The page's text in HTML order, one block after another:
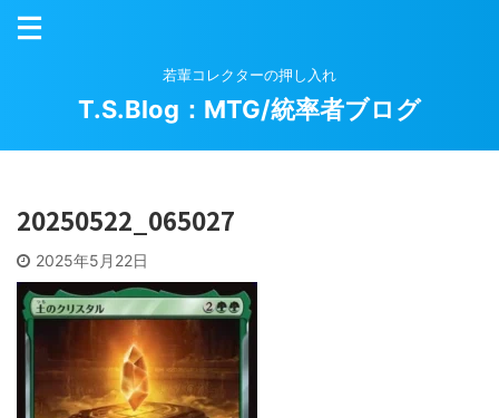
若輩コレクターの押し入れ
T.S.Blog：MTG/統率者ブログ
20250522_065027
2025年5月22日